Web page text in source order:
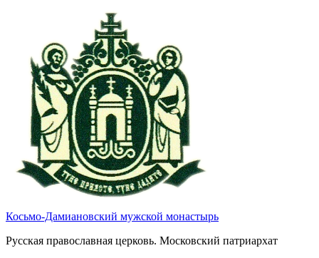
Косьмо-Дамиановский мужской монастырь
Русская православная церковь. Московский патриархат